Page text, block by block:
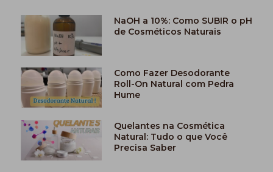
NaOH a 10%: Como SUBIR o pH
de Cosméticos Naturais
Como Fazer Desodorante
Roll-On Natural com Pedra
Hume
Quelantes na Cosmética
Natural: Tudo o que Você
Precisa Saber